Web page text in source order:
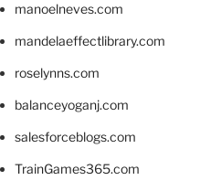
manoelneves.com
mandelaeffectlibrary.com
roselynns.com
balanceyoganj.com
salesforceblogs.com
TrainGames365.com